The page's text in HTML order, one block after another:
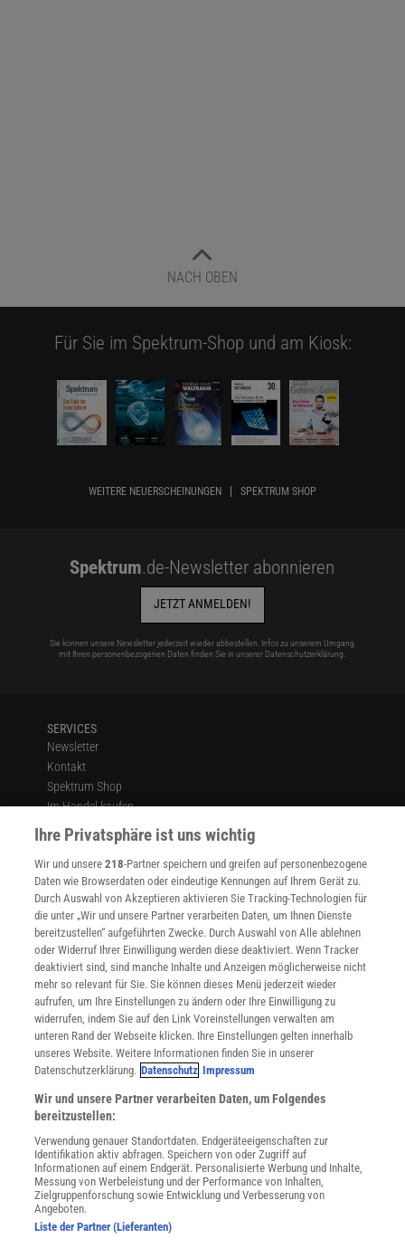
NACH OBEN
Für Sie im Spektrum-Shop und am Kiosk:
WEITERE NEUERSCHEINUNGEN SPEKTRUM SHOP
Spektrum.de-Newsletter abonnieren
JETZT ANMELDEN!
Sie können unsere Newsletter jederzeit wieder abbestellen. Infos zu unserem Umgang
mit Ihren personenbezogenen Daten finden Sie in unserer Datenschutzerklärung
SERVICES
Newsletter
Kontakt
Spektrum Shop
Im Handel kaufen
Presse
Verträge kündigen
Widerruf
INFO
Mediadaten
Datenschutz
Nutzungsbedingungen
Cookie-Einstellungen
Utiq verwalten
Nutzungsbasierte Onlinewerbung
Alle Artikel
Impressum
Angebote für Schulen
Angebote für Institutionen
Sprachen lernen mit Gymglish
Lexika
Für Spektrum schreiben
Zugänglichkeitserklärung
WEBSEITEN
Ihre Privatsphäre ist uns wichtig
Wir und unsere218-Partner speichern und greifen auf personenbezogene
Daten wie Browserdaten oder eindeutige Kennungen auf Ihrem Gerät zu.
Durch Auswahl von Akzeptieren aktivieren Sie Tracking-Technologien für
die unter „Wir und unsere Partner verarbeiten Daten, um Ihnen Dienste
bereitzustellen“ aufgeführten Zwecke. Durch Auswahl von Alle ablehnen
oder Widerruf Ihrer Einwilligung werden diese deaktiviert. Wenn Tracker
deaktiviert sind, sind manche Inhalte und Anzeigen möglicherweise nicht
mehr so relevant für Sie. Sie können dieses Menü jederzeit wieder
aufrufen, um Ihre Einstellungen zu ändern oder Ihre Einwilligung zu
widerrufen, indem Sie auf den Link Voreinstellungen verwalten am
unteren Rand der Webseite klicken. Ihre Einstellungen gelten innerhalb
unseres Website. Weitere Informationen finden Sie in unserer
Datenschutzerklärung. Datenschutz Impressum
Wir und unsere Partner verarbeiten Daten, um Folgendes
bereitzustellen:
Verwendung genauer Standortdaten. Endgeräteeigenschaften zur
Identifikation aktiv abfragen. Speichern von oder Zugriff auf
Informationen auf einem Endgerät. Personalisierte Werbung und Inhalte,
Messung von Werbeleistung und der Performance von Inhalten,
Zielgruppenforschung sowie Entwicklung und Verbesserung von
Angeboten.
Liste der Partner (Lieferanten)